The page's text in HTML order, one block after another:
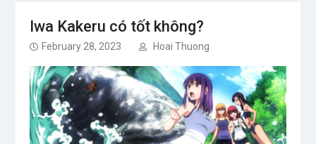
Iwa Kakeru có tốt không?
February 28, 2023 Hoai Thuong